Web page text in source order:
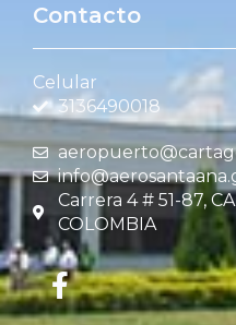
Contacto
Celular
3136490018
Carrera 4 # 51-87,
COLOMBIA